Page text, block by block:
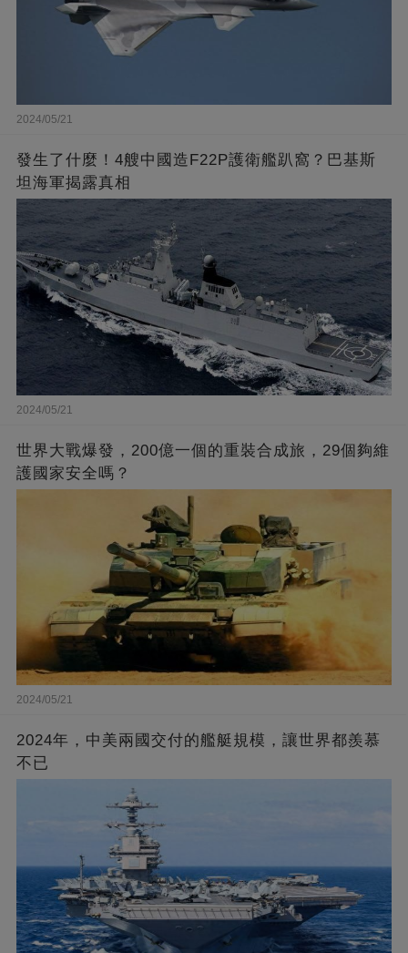
2024/05/21
發生了什麼！4艘中國造F22P護衛艦趴窩？巴基斯
坦海軍揭露真相
2024/05/21
世界大戰爆發，200億一個的重裝合成旅，29個夠維
護國家安全嗎？
2024/05/21
2024年，中美兩國交付的艦艇規模，讓世界都羨慕
不已